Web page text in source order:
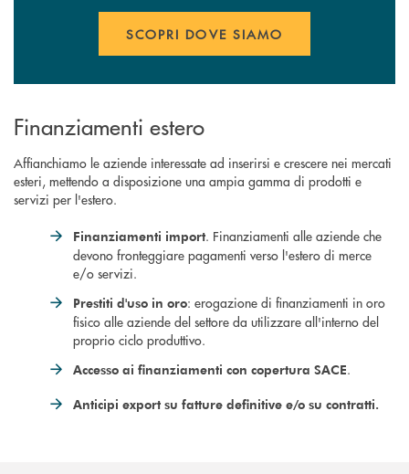
SCOPRI DOVE SIAMO
Finanziamenti estero
Affianchiamo le aziende interessate ad inserirsi e crescere nei mercati
esteri, mettendo a disposizione una ampia gamma di prodotti e
servizi per l'estero.
Finanziamenti import. Finanziamenti alle aziende che
devono fronteggiare pagamenti verso l'estero di merce
e/o servizi.
Prestiti d'uso in oro: erogazione di finanziamenti in oro
fisico alle aziende del settore da utilizzare all'interno del
proprio ciclo produttivo.
Accesso ai finanziamenti con copertura SACE.
Anticipi export su fatture definitive e/o su contratti.